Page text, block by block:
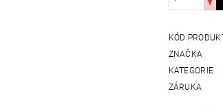
KÓD
ZNAČKA
KATEGORIE
ZÁRUKA